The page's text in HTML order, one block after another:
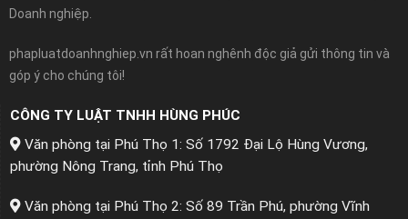
Doanh nghiệp.
phapluatdoanhnghiep.vn rất hoan nghênh độc giả gửi thông tin và
góp ý cho chúng tôi!
CÔNG TY LUẬT TNHH HÙNG PHÚC
Văn phòng tại Phú Thọ 1: Số 1792 Đại Lộ Hùng Vương,
phường Nông Trang, tỉnh Phú Thọ
Văn phòng tại Phú Thọ 2: Số 89 Trần Phú, phường Vĩnh